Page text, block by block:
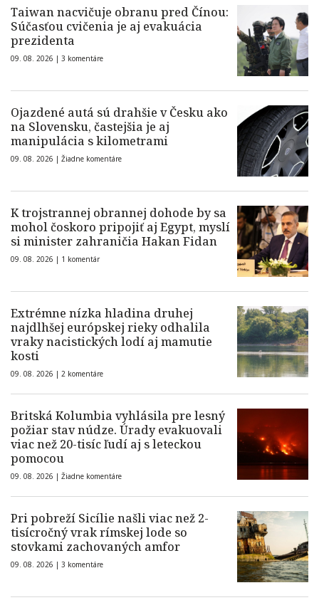
Taiwan nacvičuje obranu pred Čínou:
Súčasťou cvičenia je aj evakuácia
prezidenta
09. 08. 2026 | 3 komentáre
Ojazdené autá sú drahšie v Česku ako
na Slovensku, častejšia je aj
manipulácia s kilometrami
09. 08. 2026 | Žiadne komentáre
K trojstrannej obrannej dohode by sa
mohol čoskoro pripojiť aj Egypt, myslí
si minister zahraničia Hakan Fidan
09. 08. 2026 | 1 komentár
Extrémne nízka hladina druhej
najdlhšej európskej rieky odhalila
vraky nacistických lodí aj mamutie
kosti
09. 08. 2026 | 2 komentáre
Britská Kolumbia vyhlásila pre lesný
požiar stav núdze. Úrady evakuovali
viac než 20-tisíc ľudí aj s leteckou
pomocou
09. 08. 2026 | Žiadne komentáre
Pri pobreží Sicílie našli viac než 2-
tisícročný vrak rímskej lode so
stovkami zachovaných amfor
09. 08. 2026 | 3 komentáre